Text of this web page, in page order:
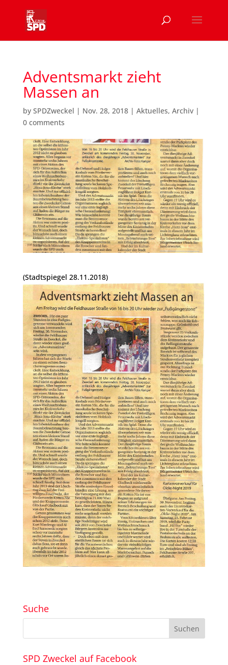
Adventsmarkt zieht
Massen an
by SPDZweckel | Nov. 28, 2018| Aktuelles, Archiv|
0 comments
(Stadtspiegel 28.11.2018)
Suche
SPD Zweckel auf Facebook